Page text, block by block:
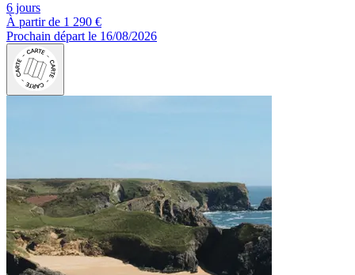
6 jours
À partir de 1 290 €
Prochain départ le 16/08/2026